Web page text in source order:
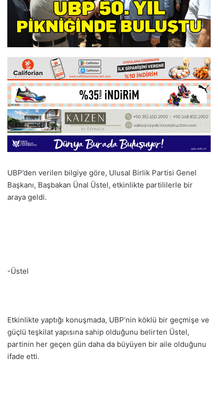
UBP’den verilen bilgiye göre, Ulusal Birlik Partisi Genel
Başkanı, Başbakan Ünal Üstel, etkinlikte partililerle bir
araya geldi.
-Üstel
Etkinlikte yaptığı konuşmada, UBP’nin köklü bir geçmişe ve
güçlü teşkilat yapısına sahip olduğunu belirten Üstel,
partinin her geçen gün daha da büyüyen bir aile olduğunu
ifade etti.